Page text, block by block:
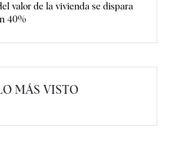
valor de la vivienda se dispara
40%
MÁS VISTO